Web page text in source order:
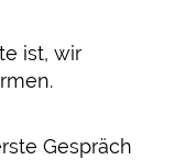
ist, wir
Gespräch